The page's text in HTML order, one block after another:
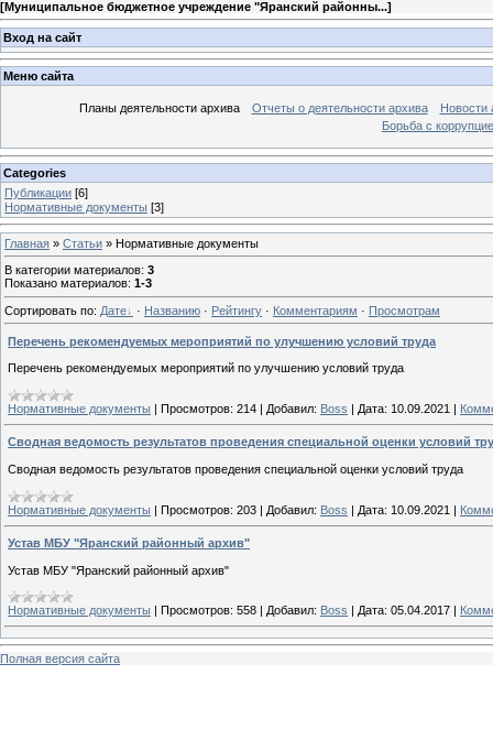
[Муниципальное бюджетное учреждение "Яранский районны...]
Вход на сайт
Меню сайта
Планы деятельности архива Отчеты о деятельности архива
Новости
Борьба с
Categories
Публикации [6]
Нормативные документы [3]
Главная » Статьи » Нормативные документы
В категории материалов: 3
Показано материалов: 1-3
Сортировать по: Дате · Названию · Рейтингу · Комментариям · Просмотрам
Перечень рекомендуемых мероприятий по улучшению условий труда
Перечень рекомендуемых мероприятий по улучшению условий труда
Нормативные документы | Просмотров: 214 | Добавил: Boss | Дата: 10.09.2021 |
Сводная ведомость результатов проведения специальной оценки условий
Сводная ведомость результатов проведения специальной оценки условий труда
Нормативные документы | Просмотров: 203 | Добавил: Boss | Дата: 10.09.2021 |
Устав МБУ "Яранский районный архив"
Устав МБУ "Яранский районный архив"
Нормативные документы Просмотров: 558 Добавил: Boss Дата: 05.04.2017
Полная версия сайта